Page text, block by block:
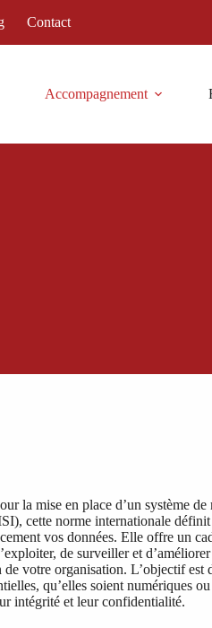
Contact
Accompagnement
la mise en place d’un système de
cette norme internationale
vos données. Elle offre un
de surveiller et
votre organisation. L’objectif est
qu’elles soient numériques
intégrité et leur confidentialité.